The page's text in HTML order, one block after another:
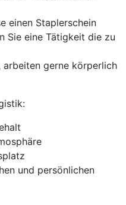
einen Staplerschein
Sie eine Tätigkeit die zu
arbeiten gerne körperlich
und persönlichen